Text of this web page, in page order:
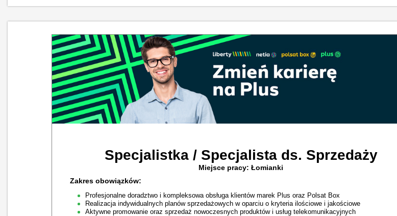
Specjalistka / Specjalista ds. Sprzedaży
Miejsce pracy: Łomianki
Zakres obowiązków:
Profesjonalne doradztwo i kompleksowa obsługa klientów marek Plus oraz Polsat Box
Realizacja indywidualnych planów sprzedażowych w oparciu o kryteria ilościowe i jakościowe
Aktywne promowanie oraz sprzedaż nowoczesnych produktów i usług telekomunikacyjnych